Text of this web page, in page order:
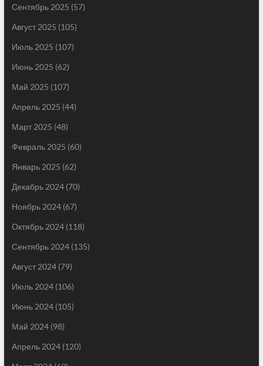
Сентябрь 2025 (57)
Август 2025 (105)
Июль 2025 (107)
Июнь 2025 (62)
Май 2025 (107)
Апрель 2025 (44)
Март 2025 (48)
Февраль 2025 (60)
Январь 2025 (62)
Декабрь 2024(70)
Ноябрь 2024(67)
Октябрь 2024(118)
Сентябрь 2024(135)
Август 2024(79)
Июль 2024(106)
Июнь 2024(105)
Май 2024(98)
Апрель 2024(120)